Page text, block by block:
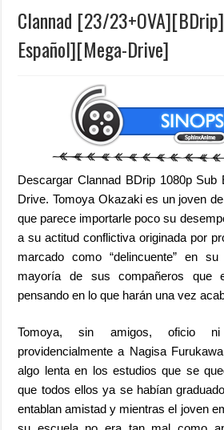
Clannad [23/
Español][Mega-Drive]
Descargar Clannad BDrip 1080p Sub
Drive. Tomoya Okazaki es un joven
que parece importarle poco su
a su actitud conflictiva originada por
marcado como “delincuente” en
mayoría de sus compañeros que
pensando en lo que harán una vez
Tomoya, sin amigos, oficio ni
providencialmente a Nagisa
algo lenta en los estudios que se
que todos ellos ya se habían
entablan amistad y mientras el joven